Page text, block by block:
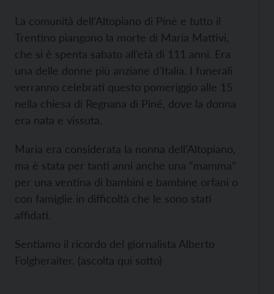
La comunità dell’Altopiano di Pinè e tutto il
Trentino piangono la morte di Maria Mattivi,
che si è spenta sabato all’età di 111 anni. Era
una delle donne più anziane d’Italia. I funerali
verranno celebrati questo pomeriggio alle 15
nella chiesa di Regnana di Piné, dove la donna
era nata e vissuta.
Maria era considerata la nonna dell’Altopiano,
ma è stata per tanti anni anche una “mamma”
per una ventina di bambini e bambine orfani o
con famiglie in difficoltà che le sono stati
affidati.
Sentiamo il ricordo del giornalista Alberto
Folgheraiter. (ascolta qui sotto)